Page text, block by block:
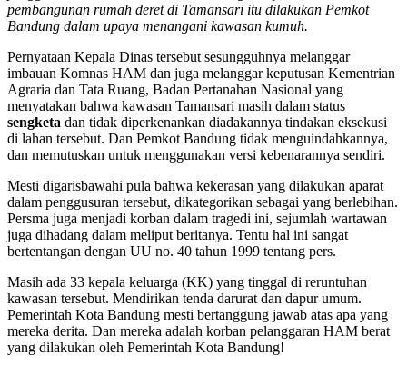
pembangunan rumah deret di Tamansari itu dilakukan Pemkot
Bandung dalam upaya menangani kawasan kumuh.
Pernyataan Kepala Dinas tersebut sesungguhnya melanggar
imbauan Komnas HAM dan juga melanggar keputusan Kementrian
Agraria dan Tata Ruang, Badan Pertanahan Nasional yang
menyatakan bahwa kawasan Tamansari masih dalam status
sengketa dan tidak diperkenankan diadakannya tindakan eksekusi
di lahan tersebut. Dan Pemkot Bandung tidak menguindahkannya,
dan memutuskan untuk menggunakan versi kebenarannya sendiri.
Mesti digarisbawahi pula bahwa kekerasan yang dilakukan aparat
dalam penggusuran tersebut, dikategorikan sebagai yang berlebihan.
Persma juga menjadi korban dalam tragedi ini, sejumlah wartawan
juga dihadang dalam meliput beritanya. Tentu hal ini sangat
bertentangan dengan UU no. 40 tahun 1999 tentang pers.
Masih ada 33 kepala keluarga (KK) yang tinggal di reruntuhan
kawasan tersebut. Mendirikan tenda darurat dan dapur umum.
Pemerintah Kota Bandung mesti bertanggung jawab atas apa yang
mereka derita. Dan mereka adalah korban pelanggaran HAM berat
yang dilakukan oleh Pemerintah Kota Bandung!